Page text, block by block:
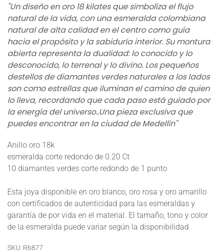
"Un diseño en oro 18 kilates que simboliza el flujo
natural de la vida, con una esmeralda colombiana
natural de alta calidad en el centro como guía
hacia el propósito y la sabiduría interior. Su montura
abierta representa la dualidad: lo conocido y lo
desconocido, lo terrenal y lo divino. Los pequeños
destellos de diamantes verdes naturales a los lados
son como estrellas que iluminan el camino de quien
lo lleva, recordando que cada paso está guiado por
la energía del universo..Una pieza exclusiva que
puedes encontrar en la ciudad de Medellín"
Anillo oro 18k
esmeralda corte redondo de 0.20 Ct
10 diamantes verdes corte redondo de 1 punto
Esta joya disponible en oro blanco, oro rosa y oro amarillo
con certificados de autenticidad para las esmeraldas y
garantía de por vida en el material. El tamaño, tono y color
de la esmeralda puede variar según la disponibilidad.
SKU: R6877